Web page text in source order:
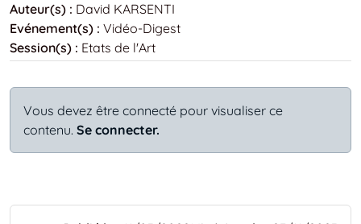
Auteur(s) : David KARSENTI
Evénement(s) : Vidéo-Digest
Session(s) : Etats de l'Art
Vous devez être connecté pour visualiser ce
contenu. Se connecter.